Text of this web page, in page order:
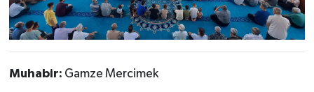
Muhabir: Gamze Mercimek